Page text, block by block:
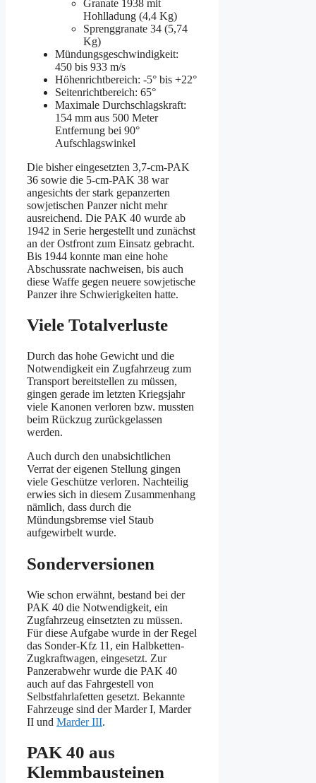
Granate 1938 mit
Hohlladung (4,4 Kg)
Sprenggranate 34 (5,74
Kg)
Mündungsgeschwindigkeit:
450 bis 933 m/s
Höhenrichtbereich: -5° bis +22°
Seitenrichtbereich: 65°
Maximale Durchschlagskraft:
154 mm aus 500 Meter
Entfernung bei 90°
Aufschlagswinkel
Die bisher eingesetzten 3,7-cm-PAK
36 sowie die 5-cm-PAK 38 war
angesichts der stark gepanzerten
sowjetischen Panzer nicht mehr
ausreichend. Die PAK 40 wurde ab
1942 in Serie hergestellt und zunächst
an der Ostfront zum Einsatz gebracht.
Bis 1944 konnte man eine hohe
Abschussrate nachweisen, bis auch
diese Waffe gegen neuere sowjetische
Panzer ihre Schwierigkeiten hatte.
Viele Totalverluste
Durch das hohe Gewicht und die
Notwendigkeit ein Zugfahrzeug zum
Transport bereitstellen zu müssen,
gingen gerade im letzten Kriegsjahr
viele Kanonen verloren bzw. mussten
beim Rückzug zurückgelassen
werden.
Auch durch den unabsichtlichen
Verrat der eigenen Stellung gingen
viele Geschütze verloren. Nachteilig
erwies sich in diesem Zusammenhang
nämlich, dass durch die
Mündungsbremse viel Staub
aufgewirbelt wurde.
Sonderversionen
Wie schon erwähnt, bestand bei der
PAK 40 die Notwendigkeit, ein
Zugfahrzeug einsetzten zu müssen.
Für diese Aufgabe wurde in der Regel
das Sonder-Kfz 11, ein Halbketten-
Zugkraftwagen, eingesetzt. Zur
Panzerabwehr wurde die PAK 40
auch auf das Fahrgestell von
Selbstfahrlafetten gesetzt. Bekannte
Fahrzeuge sind der Marder I, Marder
II und Marder III.
PAK 40 aus
Klemmbausteinen